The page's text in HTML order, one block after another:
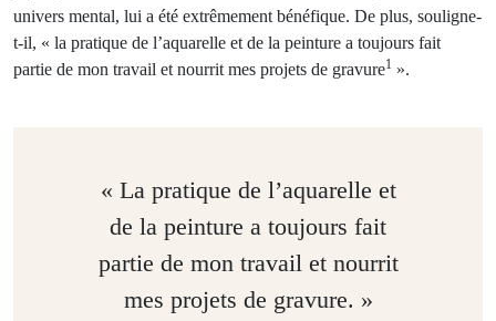
univers mental, lui a été extrêmement bénéfique. De plus, souligne-
t-il, « la pratique de l’aquarelle et de la peinture a toujours fait
partie de mon travail et nourrit mes projets de gravure1 ».
« La pratique de l’aquarelle et
de la peinture a toujours fait
partie de mon travail et nourrit
mes projets de gravure. »